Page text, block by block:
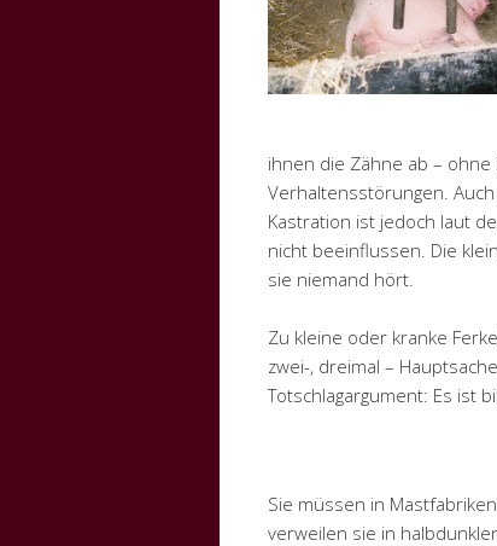
ihnen die Zähne ab –
Verhaltensstörungen.
Kastration ist jedoch laut
nicht beeinflussen. Die
sie niemand hört.
Zu kleine oder kranke
zwei-, dreimal –
Totschlagargument: Es ist
Sie müssen in
verweilen sie in